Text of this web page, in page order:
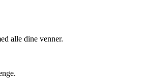
alle dine venner.